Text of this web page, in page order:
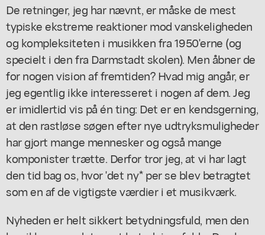
De retninger, jeg har nævnt, er måske de mest
typiske ekstreme reaktioner mod vanskeligheden
og kompleksiteten i musikken fra 1950'erne (og
specielt i den fra Darmstadt skolen). Men åbner de
for nogen vision af fremtiden? Hvad mig angår, er
jeg egentlig ikke interesseret i nogen af dem. Jeg
er imidlertid vis på én ting: Det er en kendsgerning,
at den rastløse søgen efter nye udtryksmuligheder
har gjort mange mennesker og også mange
komponister trætte. Derfor tror jeg, at vi har lagt
den tid bag os, hvor 'det ny* per se blev betragtet
som en af de vigtigste værdier i et musikværk.
Nyheden er helt sikkert betydningsfuld, men den